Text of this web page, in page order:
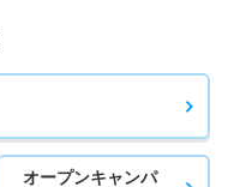
オープンキャンパ